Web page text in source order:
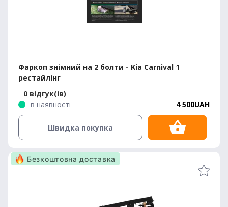
Фаркоп знімний на 2 болти - Kia Carnival 1
рестайлінг
0 відгук(ів)
в наявності
4 500UAH
Швидка покупка
Безкоштовна доставка